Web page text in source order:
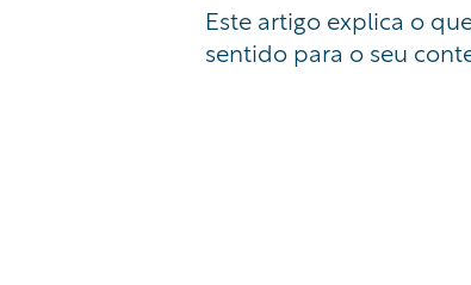
Este artigo explica o
sentido para o seu